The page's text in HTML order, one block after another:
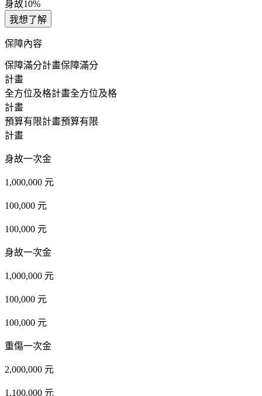
身故10%
我想了解
保障內容
保障滿分計畫保障滿分
計畫
全方位及格計畫全方位及格
計畫
預算有限計畫預算有限
計畫
身故一次金
1,000,000 元
100,000 元
100,000 元
身故一次金
1,000,000 元
100,000 元
100,000 元
重傷一次金
2,000,000 元
1,100,000 元